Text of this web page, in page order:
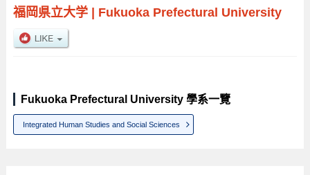
福岡県立大学| Fukuoka Prefectural University
Fukuoka Prefectural University 學系一覽
Integrated Human Studies and Social Sciences